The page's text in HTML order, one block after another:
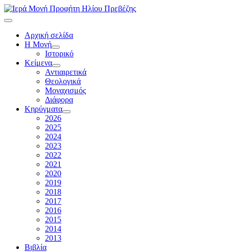
Αρχική σελίδα
Η Μονή
Ιστορικό
Κείμενα
Αντιαιρετικά
Θεολογικά
Μοναχισμός
Διάφορα
Κηρύγματα
2026
2025
2024
2023
2022
2021
2020
2019
2018
2017
2016
2015
2014
2013
Βιβλία